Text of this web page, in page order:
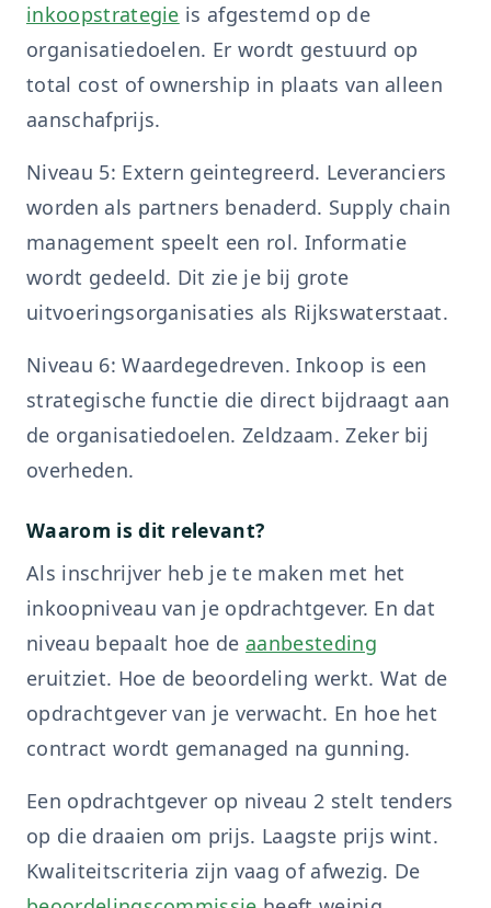
inkoopstrategie is afgestemd op de
organisatiedoelen. Er wordt gestuurd op
total cost of ownership in plaats van alleen
aanschafprijs.
Niveau 5: Extern geintegreerd. Leveranciers
worden als partners benaderd. Supply chain
management speelt een rol. Informatie
wordt gedeeld. Dit zie je bij grote
uitvoeringsorganisaties als Rijkswaterstaat.
Niveau 6: Waardegedreven. Inkoop is een
strategische functie die direct bijdraagt aan
de organisatiedoelen. Zeldzaam. Zeker bij
overheden.
Waarom is dit relevant?
Als inschrijver heb je te maken met het
inkoopniveau van je opdrachtgever. En dat
niveau bepaalt hoe de aanbesteding
eruitziet. Hoe de beoordeling werkt. Wat de
opdrachtgever van je verwacht. En hoe het
contract wordt gemanaged na gunning.
Een opdrachtgever op niveau 2 stelt tenders
op die draaien om prijs. Laagste prijs wint.
Kwaliteitscriteria zijn vaag of afwezig. De